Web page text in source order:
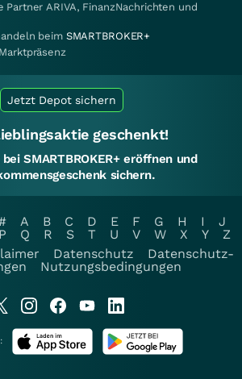
Partner ARIVA, FinanzNachrichten und
beim SMARTBROKER+
Jetzt Depot sichern
geschenkt!
SMARTBROKER+ eröffnen und
sichern.
A B C D E F G H I
J
P Q R S T U V W X Y
Z
Datenschutz
Datenschutz-
Nutzungsbedingungen